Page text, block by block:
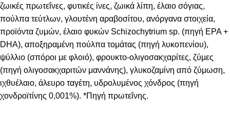
ζωικές πρωτεΐνες, φυτικές ίνες, ζωικά λίπη, έλαιο σόγιας,
πούλπα τεύτλων, γλουτένη αραβοσίτου, ανόργανα στοιχεία,
προϊόντα ζυμών, έλαιο φυκών Schizochytrium sp. (πηγή EPA +
DHA), αποξηραμένη πούλπα τομάτας (πηγή λυκοπενίου),
ψύλλιο (σπόροι με φλοιό), φρουκτο-ολιγοσακχαρίτες, ζύμες
(πηγή ολιγοσακχαριτών μαννάνης), γλυκοζαμίνη από ζύμωση,
ιχθυέλαιο, άλευρο ταγέτη, υδρολυμένος χόνδρος (πηγή
χονδροϊτίνης 0,001%). *Πηγή πρωτεΐνης.